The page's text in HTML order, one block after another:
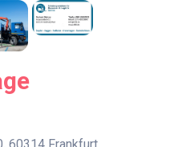
60314 Frankfurt